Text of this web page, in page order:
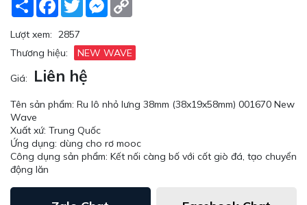
Lượt xem: 2857
Thương hiệu:
NEW WAVE
Giá: Liên hệ
Tên sản phẩm: Ru lô nhỏ lưng 38mm (38x19x58mm) 001670 New
Wave
Xuất xứ: Trung Quốc
Ứng dụng: dùng cho rơ mooc
Công dụng sản phẩm: Kết nối càng bố với cốt giò đá, tạo chuyển
động lăn